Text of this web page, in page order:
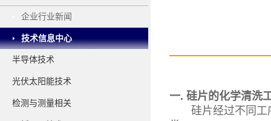
企业行业新闻
技术信息中心
半导体技术
光伏太阳能技术
检测与测量相关
一. 硅片的化学清洗
硅片经过不同工序